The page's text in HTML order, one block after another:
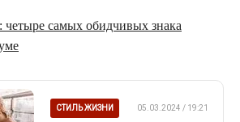
четыре самых обидчивых знака
СТИЛЬ ЖИЗНИ 05.03.2024 / 19:21